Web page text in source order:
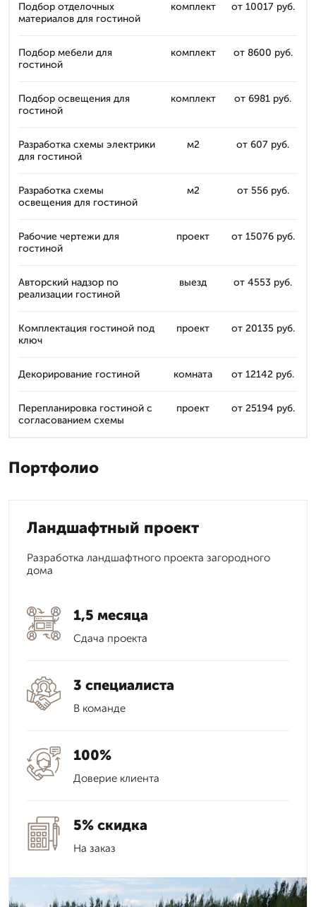
Подбор отделочных
материалов для гостиной
комплект от 10017 руб.
Подбор мебели для
гостиной
комплект от 8600 руб.
Подбор освещения для
гостиной
комплект от 6981 руб.
Разработка схемы электрики
для гостиной
м2 от 607 руб.
Разработка схемы
освещения для гостиной
м2 от 556 руб.
Рабочие чертежи для
гостиной
проект от 15076 руб.
Авторский надзор по
реализации гостиной
выезд от 4553 руб.
Комплектация гостиной под
ключ
проект от 20135 руб.
Декорирование гостиной комната от 12142 руб.
Перепланировка гостиной с
согласованием схемы
проект от 25194 руб.
Портфолио
Ландшафтный проект
Разработка ландшафтного проекта загородного
дома
1,5 месяца
Сдача проекта
3 специалиста
В команде
100%
Доверие клиента
5% скидка
На заказ